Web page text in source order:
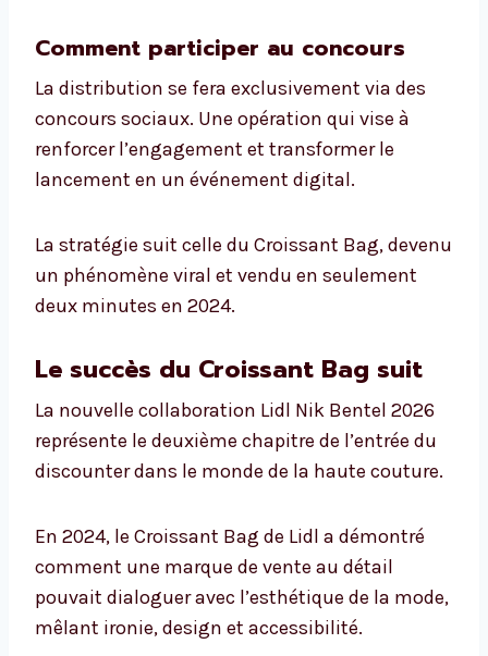
Comment participer au concours
La distribution se fera exclusivement via des
concours sociaux. Une opération qui vise à
renforcer l’engagement et transformer le
lancement en un événement digital.
La stratégie suit celle du Croissant Bag, devenu
un phénomène viral et vendu en seulement
deux minutes en 2024.
Le succès du Croissant Bag suit
La nouvelle collaboration Lidl Nik Bentel 2026
représente le deuxième chapitre de l’entrée du
discounter dans le monde de la haute couture.
En 2024, le Croissant Bag de Lidl a démontré
comment une marque de vente au détail
pouvait dialoguer avec l’esthétique de la mode,
mêlant ironie, design et accessibilité.